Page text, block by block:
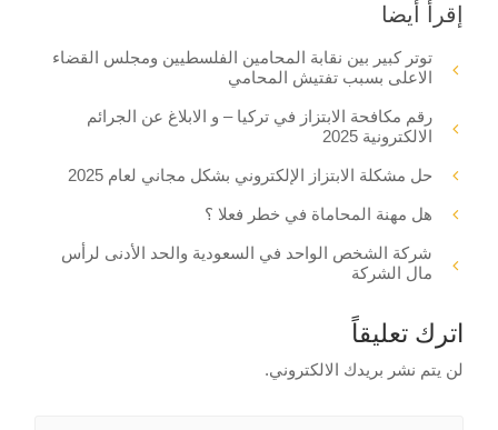
إقرأ أيضا
توتر كبير بين نقابة المحامين الفلسطيين ومجلس القضاء
الاعلى بسبب تفتيش المحامي
رقم مكافحة الابتزاز في تركيا – و الابلاغ عن الجرائم
الالكترونية 2025
حل مشكلة الابتزاز الإلكتروني بشكل مجاني لعام 2025
هل مهنة المحاماة في خطر فعلا ؟
شركة الشخص الواحد في السعودية والحد الأدنى لرأس
مال الشركة
اترك تعليقاً
لن يتم نشر بريدك الالكتروني.